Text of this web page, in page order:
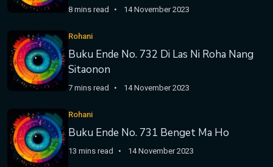
8 mins read 14 November 2023
Rohani
Buku Ende No. 732 Di Las Ni Roha Nang
Sitaonon
7 mins read 14 November 2023
Rohani
Buku Ende No. 731 Benget Ma Ho
13 mins read 14 November 2023